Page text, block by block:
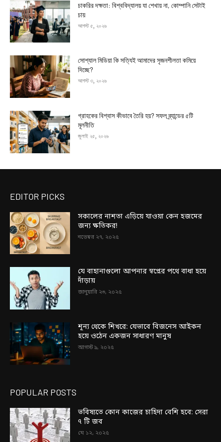
চাকরির দক্ষতা: বিশ্ববিদ্যালয় যা শেখায় না, কোম্পানি সেটাই
চায়
আগস্ট ৫, ২০২৬
সোশ্যাল মিডিয়া কি সত্যিই আমাদের সৃজনশীলতা কমিয়ে
দিচ্ছে?
আগস্ট ৩, ২০২৬
গ্রাহকের বিশ্বাস কীভাবে তৈরি হয়? সফল ব্র্যান্ডের ৫টি
মূলনীতি
জুলাই ২৫, ২০২৬
EDITOR PICKS
সকালের নাশতা এড়িয়ে যাওয়া কেন হজমের
জন্য ক্ষতিকর!
নভেম্বর ২৭, ২০২৫
যে বাহানাগুলো আপনার স্বপ্নের পথে বাধা হয়ে
দাঁড়ায়
জানুয়ারি ২৩, ২০২৫
শূন্য থেকে শিখরে: যেভাবে বিজনেস আইকন
হয়ে ওঠেন একজন সাধারণ মানুষ
আগস্ট ৯, ২০২৫
POPULAR POSTS
ভবিষ্যতে কোন কাজের চাহিদা বেশি হবে: সেরা
৭ টি জব
মে ১২, ২০২৫